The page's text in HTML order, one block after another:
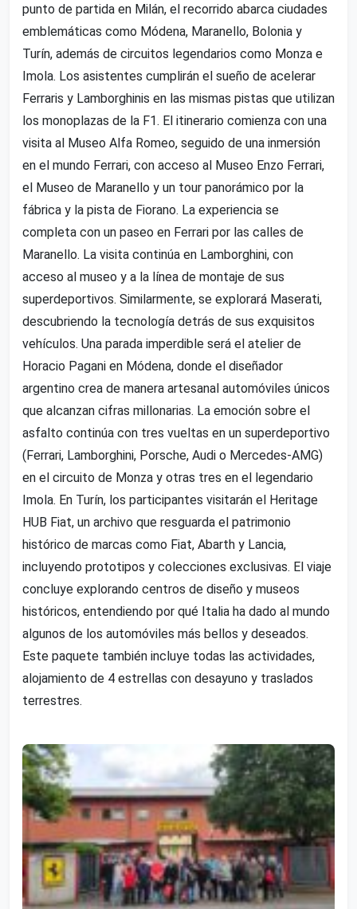
punto de partida en Milán, el recorrido abarca ciudades
emblemáticas como Módena, Maranello, Bolonia y
Turín, además de circuitos legendarios como Monza e
Imola. Los asistentes cumplirán el sueño de acelerar
Ferraris y Lamborghinis en las mismas pistas que utilizan
los monoplazas de la F1. El itinerario comienza con una
visita al Museo Alfa Romeo, seguido de una inmersión
en el mundo Ferrari, con acceso al Museo Enzo Ferrari,
el Museo de Maranello y un tour panorámico por la
fábrica y la pista de Fiorano. La experiencia se
completa con un paseo en Ferrari por las calles de
Maranello. La visita continúa en Lamborghini, con
acceso al museo y a la línea de montaje de sus
superdeportivos. Similarmente, se explorará Maserati,
descubriendo la tecnología detrás de sus exquisitos
vehículos. Una parada imperdible será el atelier de
Horacio Pagani en Módena, donde el diseñador
argentino crea de manera artesanal automóviles únicos
que alcanzan cifras millonarias. La emoción sobre el
asfalto continúa con tres vueltas en un superdeportivo
(Ferrari, Lamborghini, Porsche, Audi o Mercedes-AMG)
en el circuito de Monza y otras tres en el legendario
Imola. En Turín, los participantes visitarán el Heritage
HUB Fiat, un archivo que resguarda el patrimonio
histórico de marcas como Fiat, Abarth y Lancia,
incluyendo prototipos y colecciones exclusivas. El viaje
concluye explorando centros de diseño y museos
históricos, entendiendo por qué Italia ha dado al mundo
algunos de los automóviles más bellos y deseados.
Este paquete también incluye todas las actividades,
alojamiento de 4 estrellas con desayuno y traslados
terrestres.